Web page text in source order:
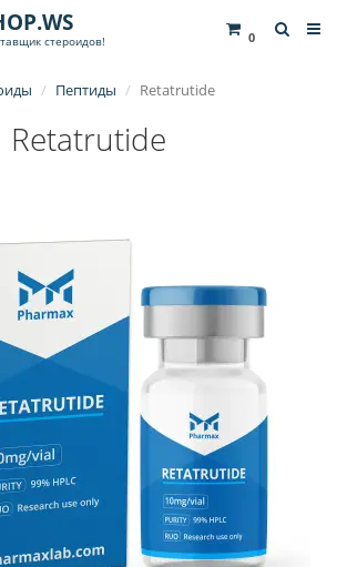
0
стероидов!
Пептиды Retatrutide
Retatrutide